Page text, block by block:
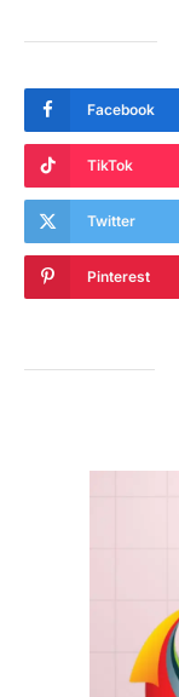
Facebook
TikTok
Twitter
Pinterest